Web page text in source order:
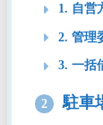
1. 自営
2. 管理
3. 一括
2 駐車